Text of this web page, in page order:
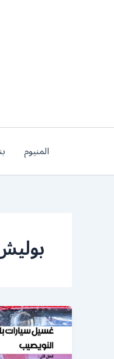
المنيوم